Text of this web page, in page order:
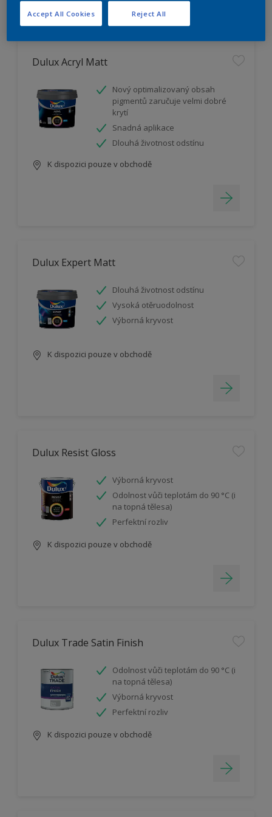
Dulux Acryl Matt
Nový optimalizovaný obsah
pigmentů zaručuje velmi dobré
krytí
Snadná aplikace
Dlouhá životnost odstínu
K dispozici pouze v obchodě
Dulux Expert Matt
Dlouhá životnost odstínu
Vysoká otěruodolnost
Výborná kryvost
K dispozici pouze v obchodě
Dulux Resist Gloss
Výborná kryvost
Odolnost vůči teplotám do 90 °C (i
na topná tělesa)
Perfektní rozliv
K dispozici pouze v obchodě
Dulux Trade Satin Finish
Odolnost vůči teplotám do 90 °C (i
na topná tělesa)
Výborná kryvost
Perfektní rozliv
K dispozici pouze v obchodě
Reject All
Accept All Cookies